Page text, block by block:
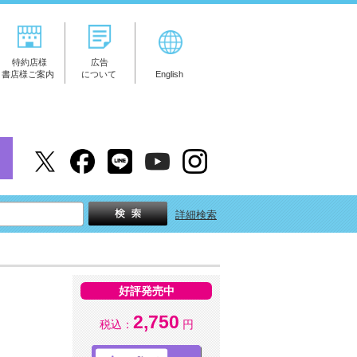
特約店様
書店様ご案内
広告
について
English
詳細検索
好評発売中
税込： 2,750 円